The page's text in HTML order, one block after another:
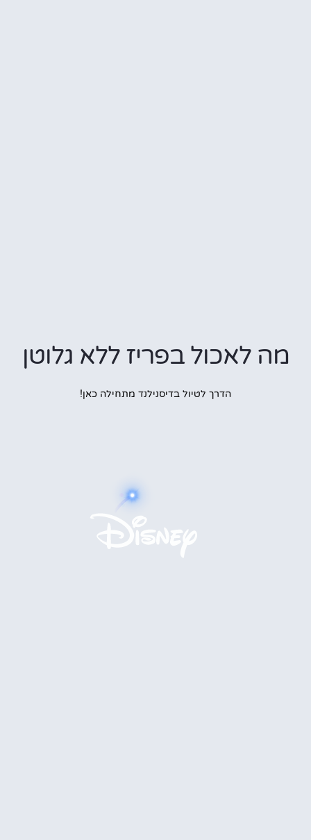
מה לאכול בפריז ללא גלוטן
הדרך לטיול בדיסנילנד מתחילה כאן!